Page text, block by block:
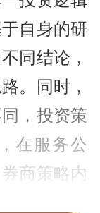
自身的研
同结论，
。同时，
，投资策
在服务公
商策略内
题材热度